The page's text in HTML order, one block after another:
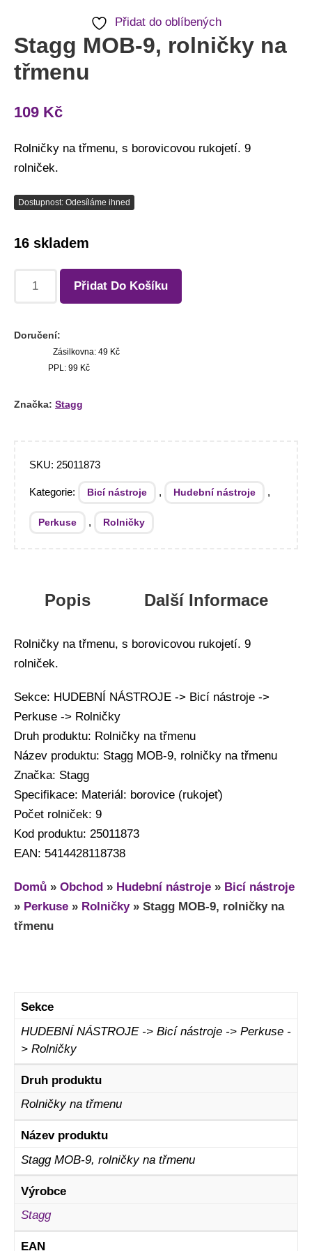
Přidat do oblíbených
Stagg MOB-9, rolničky na
třmenu
109 Kč
Rolničky na třmenu, s borovicovou rukojetí. 9
rolniček.
Dostupnost: Odesíláme ihned
16 skladem
Přidat Do Košíku
Doručení:
Zásilkovna: 49 Kč
PPL: 99 Kč
Značka: Stagg
SKU: 25011873
Kategorie: Bicí nástroje , Hudební nástroje ,
Perkuse , Rolničky
Popis Další Informace
Rolničky na třmenu, s borovicovou rukojetí. 9
rolniček.
Sekce: HUDEBNÍ NÁSTROJE -> Bicí nástroje ->
Perkuse -> Rolničky
Druh produktu: Rolničky na třmenu
Název produktu: Stagg MOB-9, rolničky na třmenu
Značka: Stagg
Specifikace: Materiál: borovice (rukojeť)
Počet rolniček: 9
Kod produktu: 25011873
EAN: 5414428118738
Domů » Obchod » Hudební nástroje » Bicí nástroje
» Perkuse » Rolničky» Stagg MOB-9, rolničky na
třmenu
Sekce
HUDEBNÍ NÁSTROJE -> Bicí nástroje -> Perkuse -
> Rolničky
Druh produktu
Rolničky na třmenu
Název produktu
Stagg MOB-9, rolničky na třmenu
Výrobce
Stagg
EAN